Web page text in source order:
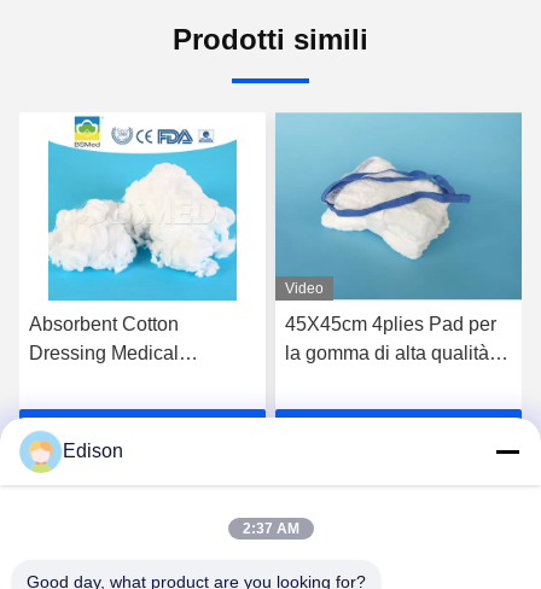
Prodotti simili
Absorbent Cotton
Dressing Medical
Sterile Cotton Medical
Standard Surgical
Absorbent Cotton Filling
Video
45X45cm 4plies Pad per
la gomma di alta qualità
cotone medico
Edison
2:37 AM
Good day, what product are you looking for?